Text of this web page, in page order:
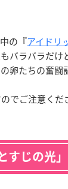
の『アイドリ
バラバラだ
卵たちの奮闘
でご注意くだ
じの光」